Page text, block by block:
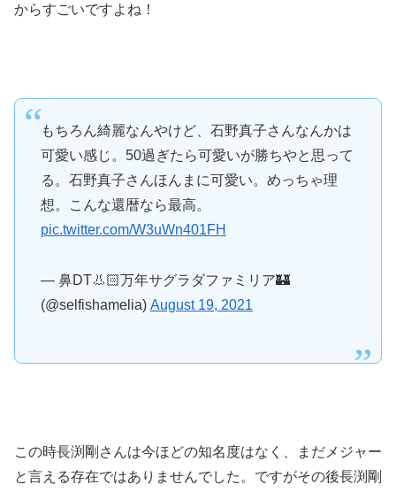
からすごいですよね！
もちろん綺麗なんやけど、石野真子さんなんかは
可愛い感じ。50過ぎたら可愛いが勝ちやと思って
る。石野真子さんほんまに可愛い。めっちゃ理
想。こんな還暦なら最高。
pic.twitter.com/W3uWn401FH
— 鼻DT👃🏻万年サグラダファミリア🏰
(@selfishamelia) August 19, 2021
この時長渕剛さんは今ほどの知名度はなく、まだメジャー
と言える存在ではありませんでした。ですがその後長渕剛